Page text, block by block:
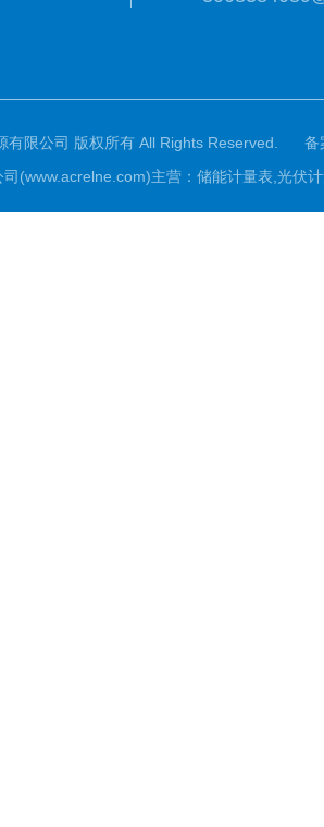
限公司 版权所有 All Rights Reserved.
备
司(www.acrelne.com)主营：储能计量表,光伏